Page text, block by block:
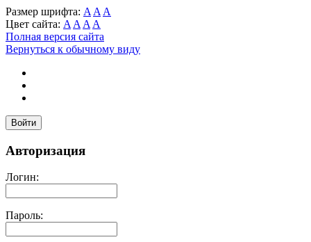
Размер шрифта: A A A
Цвет сайта: A A A A
Полная версия сайта
Вернуться к обычному виду
Войти
Авторизация
Логин:
Пароль: